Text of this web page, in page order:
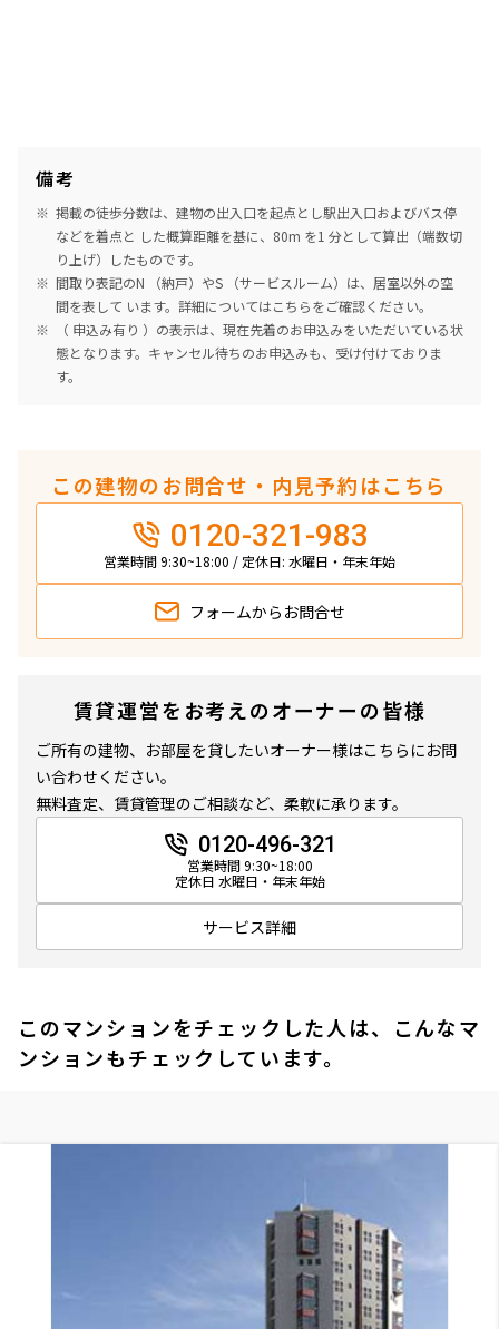
備考
掲載の徒歩分数は、建物の出入口を起点とし駅出入口およびバス停
などを着点と した概算距離を基に、80m を1 分として算出（端数切
り上げ）したものです。
間取り表記のN （納戸）やS （サービスルーム）は、居室以外の空
間を表して います。詳細についてはこちらをご確認ください。
（ 申込み有り ）の表示は、現在先着のお申込みをいただいている状
態となります。キャンセル待ちのお申込みも、受け付けておりま
す。
この建物のお問合せ・内見予約はこちら
0120-321-983
営業時間 9:30~18:00 / 定休日: 水曜日・年末年始
フォームから お問合せ
賃貸運営をお考えのオーナーの皆様
ご所有の建物、お部屋を貸したいオーナー様はこちらにお問
い合わせください。
無料査定、賃貸管理のご相談など、柔軟に承ります。
0120-496-321
営業時間 9:30~18:00
定休日 水曜日・年末年始
サービス詳細
このマンションをチェックした人は、こんなマ
ンションもチェックしています。